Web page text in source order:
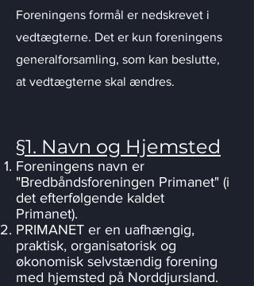
Foreningens formål er nedskrevet i
vedtægterne. Det er kun foreningens
generalforsamling, som kan beslutte,
at vedtægterne skal ændres.
§1. Navn og Hjemsted
Foreningens navn er
"Bredbåndsforeningen Primanet" (i
det efterfølgende kaldet
Primanet).
PRIMANET er en uafhængig,
praktisk, organisatorisk og
økonomisk selvstændig forening
med hjemsted på Norddjursland.